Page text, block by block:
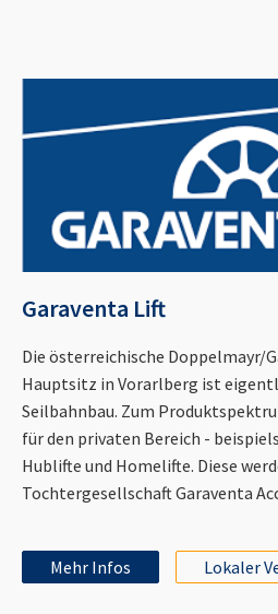
Garaventa Lift
Die österreichische Doppelmayr/
Hauptsitz in Vorarlberg ist
Seilbahnbau. Zum
für den privaten Bereich -
Hublifte und Homelifte. Diese
Tochtergesellschaft Garaventa
Mehr Infos Lokaler